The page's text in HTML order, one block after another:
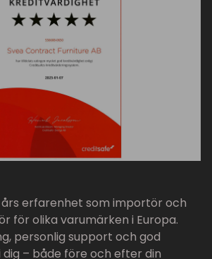
års erfarenhet som importör och
för olika varumärken i Europa.
personlig support och god
– både före och efter din